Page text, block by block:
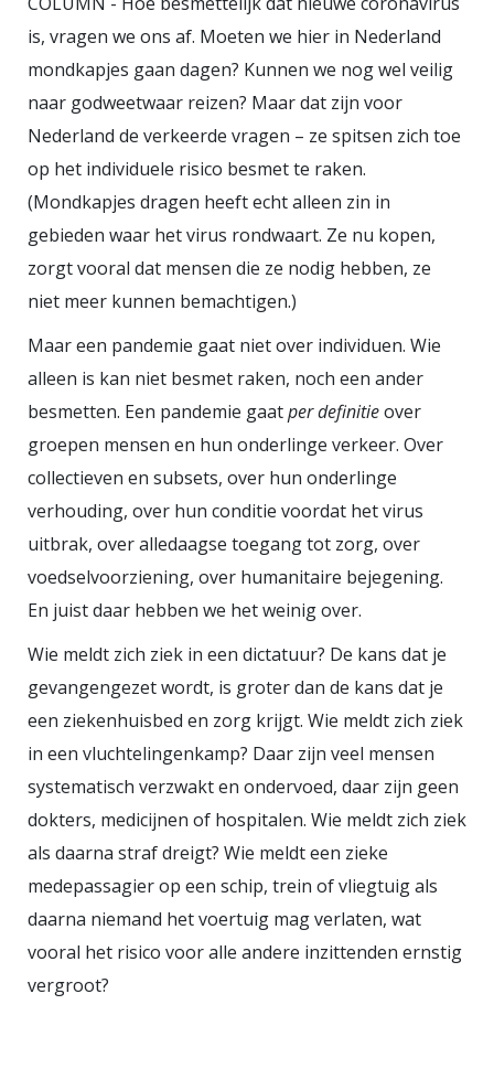
gastheer. De mens is altijd al in een
strijd met virussen, bacteriën,
schimmels en andere parasieten
verwikkeld geweest. Na de pest en
de Spaanse griep is het
coronavirus een nieuw hoofdstuk
in die oorlog. Maar met welke
wapens wordt er gevochten? Over
welke verdedigingsmechanismen
beschikt de mens? En wat is onze
meest beloftevolle tactiek voor een
overwinning?
is, vragen we ons af. Moeten we hier in Nederland
mondkapjes gaan dagen? Kunnen we nog wel veilig
naar godweetwaar reizen? Maar dat zijn voor
Nederland de verkeerde vragen – ze spitsen zich toe
op het individuele risico besmet te raken.
(Mondkapjes dragen heeft echt alleen zin in
gebieden waar het virus rondwaart. Ze nu kopen,
zorgt vooral dat mensen die ze nodig hebben, ze
niet meer kunnen bemachtigen.)
Maar een pandemie gaat niet over individuen. Wie
alleen is kan niet besmet raken, noch een ander
besmetten. Een pandemie gaatper definitieover
groepen mensen en hun onderlinge verkeer. Over
collectieven en subsets, over hun onderlinge
verhouding, over hun conditie voordat het virus
uitbrak, over alledaagse toegang tot zorg, over
voedselvoorziening, over humanitaire bejegening.
En juist daar hebben we het weinig over.
Wie meldt zich ziek in een dictatuur? De kans dat je
gevangengezet wordt, is groter dan de kans dat je
een ziekenhuisbed en zorg krijgt. Wie meldt zich ziek
in een vluchtelingenkamp? Daar zijn veel mensen
systematisch verzwakt en ondervoed, daar zijn geen
dokters, medicijnen of hospitalen. Wie meldt zich ziek
als daarna straf dreigt? Wie meldt een zieke
medepassagier op een schip, trein of vliegtuig als
daarna niemand het voertuig mag verlaten, wat
vooral het risico voor alle andere inzittenden ernstig
vergroot?